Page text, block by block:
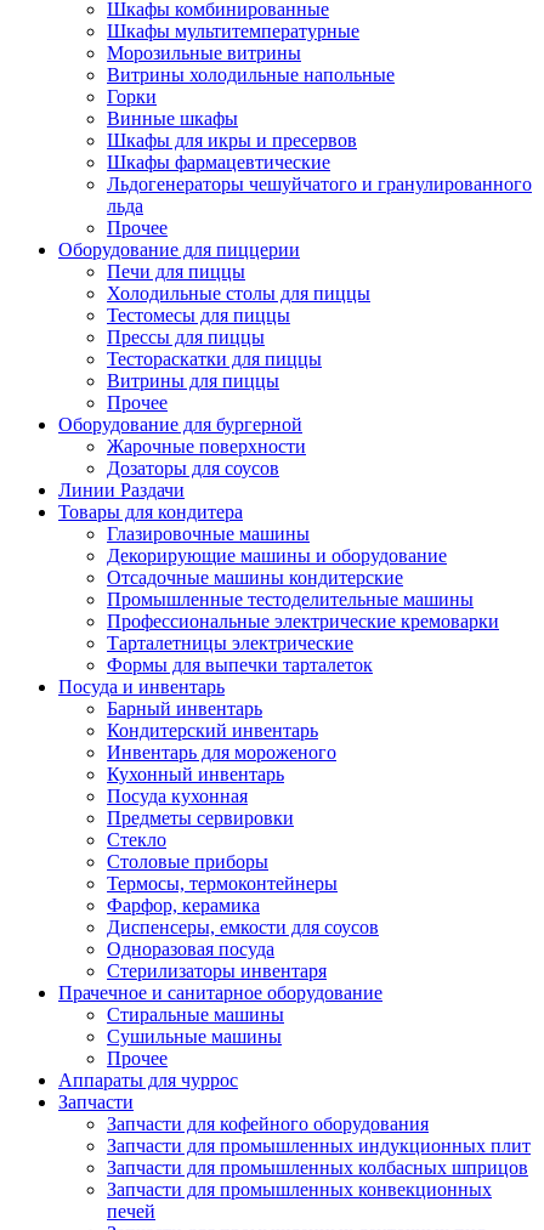
Шкафы комбинированные
Шкафы мультитемпературные
Морозильные витрины
Витрины холодильные напольные
Горки
Винные шкафы
Шкафы для икры и пресервов
Шкафы фармацевтические
Льдогенераторы чешуйчатого и гранулированного
льда
Прочее
Оборудование для пиццерии
Печи для пиццы
Холодильные столы для пиццы
Тестомесы для пиццы
Прессы для пиццы
Тестораскатки для пиццы
Витрины для пиццы
Прочее
Оборудование для бургерной
Жарочные поверхности
Дозаторы для соусов
Линии Раздачи
Товары для кондитера
Глазировочные машины
Декорирующие машины и оборудование
Отсадочные машины кондитерские
Промышленные тестоделительные машины
Профессиональные электрические кремоварки
Тарталетницы электрические
Формы для выпечки тарталеток
Посуда и инвентарь
Барный инвентарь
Кондитерский инвентарь
Инвентарь для мороженого
Кухонный инвентарь
Посуда кухонная
Предметы сервировки
Стекло
Столовые приборы
Термосы, термоконтейнеры
Фарфор, керамика
Диспенсеры, емкости для соусов
Одноразовая посуда
Стерилизаторы инвентаря
Прачечное и санитарное оборудование
Стиральные машины
Сушильные машины
Прочее
Аппараты для чуррос
Запчасти
Запчасти для кофейного оборудования
Запчасти для промышленных индукционных плит
Запчасти для промышленных колбасных шприцов
Запчасти для промышленных конвекционных
печей